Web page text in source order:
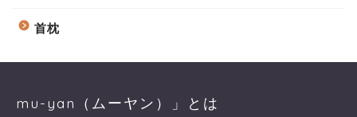
首枕
mu-yan（ムーヤン）」とは